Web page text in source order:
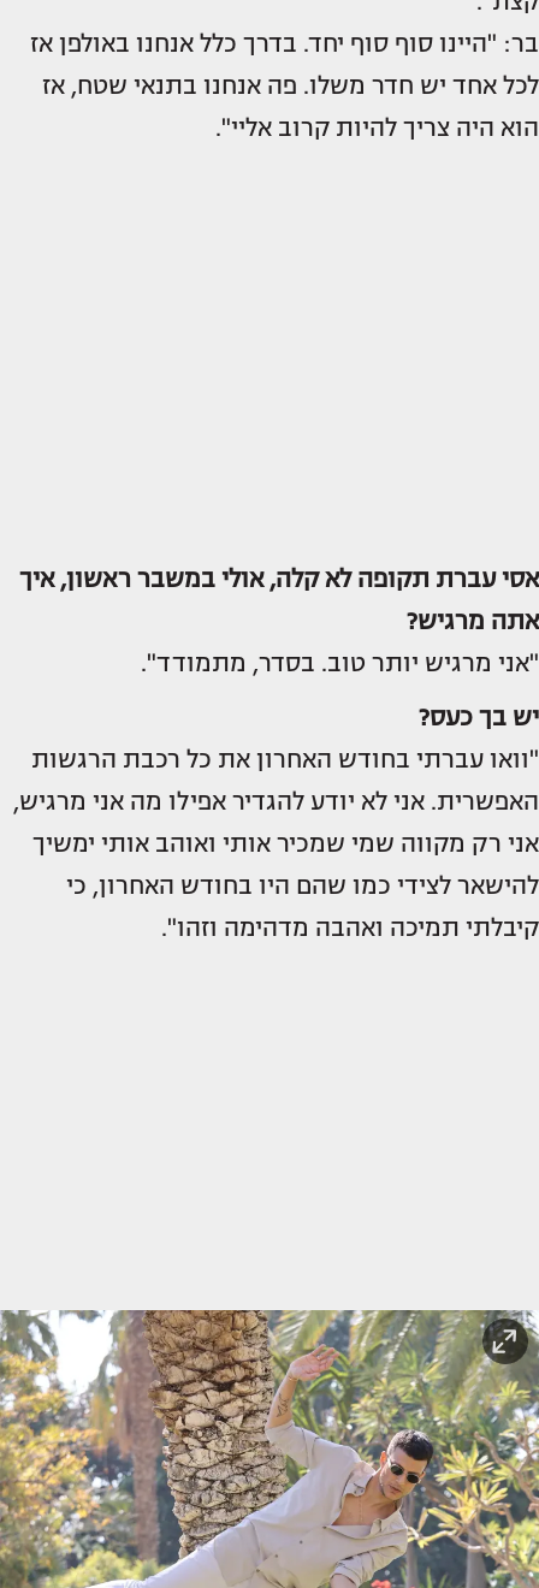
בר: "היינו סוף סוף יחד. בדרך כלל אנחנו באולפן אז
לכל אחד יש חדר משלו. פה אנחנו בתנאי שטח, אז
הוא היה צריך להיות קרוב אליי".
אסי עברת תקופה לא קלה, אולי במשבר ראשון, איך
אתה מרגיש?
"אני מרגיש יותר טוב. בסדר, מתמודד".
יש בך כעס?
"וואו עברתי בחודש האחרון את כל רכבת הרגשות
האפשרית. אני לא יודע להגדיר אפילו מה אני מרגיש,
אני רק מקווה שמי שמכיר אותי ואוהב אותי ימשיך
להישאר לצידי כמו שהם היו בחודש האחרון, כי
קיבלתי תמיכה ואהבה מדהימה וזהו".